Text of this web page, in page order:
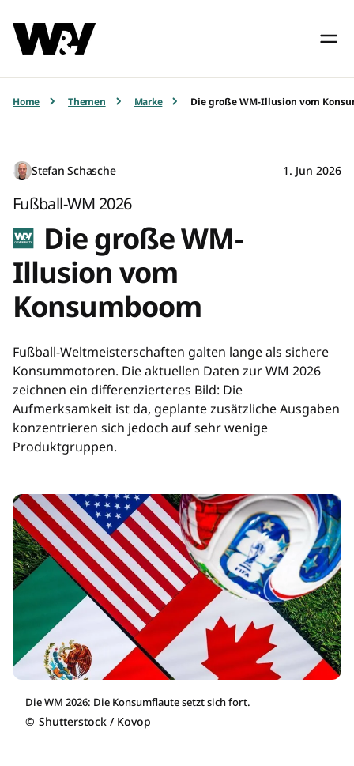
Home Themen Marke Die große WM-Illusion vom
Stefan Schasche 1. Jun 2026
Fußball-WM 2026
Die große WM-
Illusion vom
Konsumboom
Fußball-Weltmeisterschaften galten lange als sichere
Konsummotoren. Die aktuellen Daten zur WM 2026
zeichnen ein differenzierteres Bild: Die
Aufmerksamkeit ist da, geplante zusätzliche Ausgaben
konzentrieren sich jedoch auf sehr wenige
Produktgruppen.
Die WM 2026: Die Konsumflaute setzt sich fort.
© Shutterstock / Kovop